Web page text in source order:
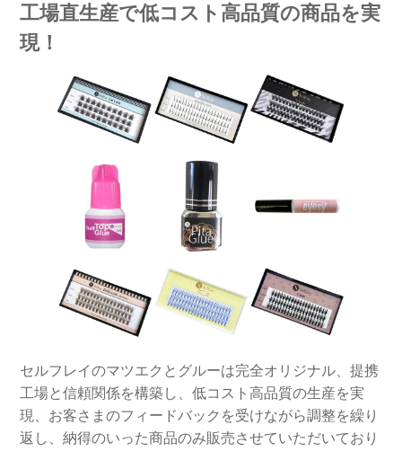
工場直生産で低コスト高品質の商品を実
現！
セルフレイのマツエクとグルーは完全オリジナル、提携
工場と信頼関係を構築し、低コスト高品質の生産を実
現、お客さまのフィードバックを受けながら調整を繰り
返し、納得のいった商品のみ販売させていただいており